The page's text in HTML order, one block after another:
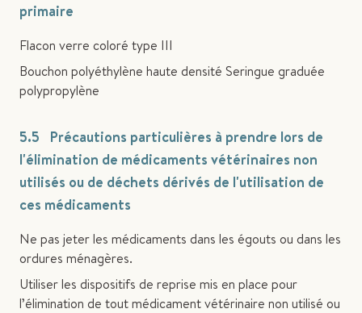
primaire
Flacon verre coloré type III
Bouchon polyéthylène haute densité Seringue graduée
polypropylène
5.5 Précautions particulières à prendre lors de
l'élimination de médicaments vétérinaires non
utilisés ou de déchets dérivés de l'utilisation de
ces médicaments
Ne pas jeter les médicaments dans les égouts ou dans les
ordures ménagères.
Utiliser les dispositifs de reprise mis en place pour
l’élimination de tout médicament vétérinaire non utilisé ou